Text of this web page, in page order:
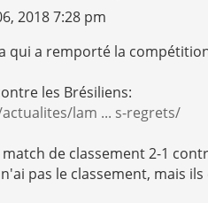
2018 7:28 pm
qui a remporté la
les Brésiliens:
lam ... s-regrets/
de classement 2-1
pas le classement, mais